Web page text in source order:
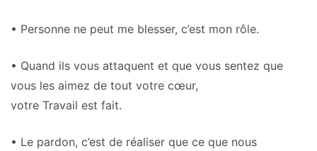
• Personne ne peut me blesser, c’est mon rôle.
• Quand ils vous attaquent et que vous sentez que
vous les aimez de tout votre cœur,
votre Travail est fait.
• Le pardon, c’est de réaliser que ce que nous